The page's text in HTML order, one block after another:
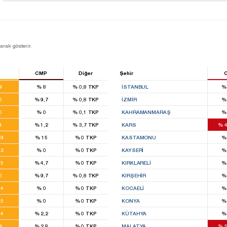
gösterir.
CMP Diğer Şehir
29
%8 % 0,8 TKP
%9,7 % 0,8 TKP
%0 % 0,1 TKP
%1,2 % 3,7 TKP
%15 %0 TKP
%0 %0 TKP
%4,7 %0 TKP
%9,7 % 0,8 TKP
%0 %0 TKP
%0 %0 TKP
%2,2 %0 TKP
İSTANBUL %
İZMIR %
KAHRAMANMARAŞ %
KARS %
KASTAMONU %
KAYSERI %
KIRKLARELI %
KIRŞEHIR %
KOCAELI %
KONYA %
KÜTAHYA %